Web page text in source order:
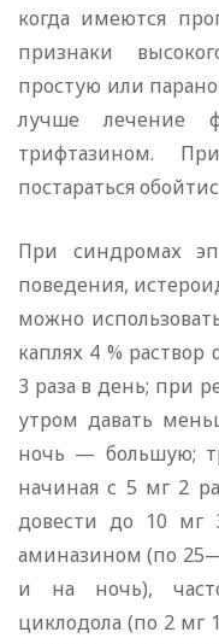
когда имеются
признаки
простую или
лучше лечение
трифтазином.
постараться
При синдромах
поведения,
можно
каплях 4 %
3 раза в день; при
утром давать
ночь — большую;
начиная с 5 мг 2
довести до 10 мг
аминазином (по
и на ночь),
циклодола (по 2 мг